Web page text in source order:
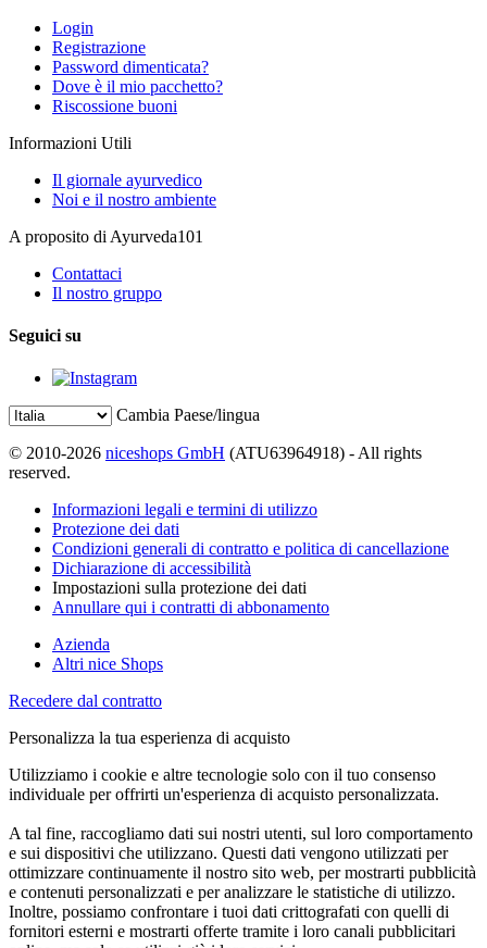
Login
Registrazione
Password dimenticata?
Dove è il mio pacchetto?
Riscossione buoni
Informazioni Utili
Il giornale ayurvedico
Noi e il nostro ambiente
A proposito di Ayurveda101
Contattaci
Il nostro gruppo
Seguici su
Cambia Paese/lingua
© 2010-2026 niceshops GmbH (ATU63964918) - All rights
reserved.
Informazioni legali e termini di utilizzo
Protezione dei dati
Condizioni generali di contratto e politica di cancellazione
Dichiarazione di accessibilità
Impostazioni sulla protezione dei dati
Annullare qui i contratti di abbonamento
Azienda
Altri nice Shops
Recedere dal contratto
Personalizza la tua esperienza di acquisto
Utilizziamo i cookie e altre tecnologie solo con il tuo consenso
individuale per offrirti un'esperienza di acquisto personalizzata.
A tal fine, raccogliamo dati sui nostri utenti, sul loro comportamento
e sui dispositivi che utilizzano. Questi dati vengono utilizzati per
ottimizzare continuamente il nostro sito web, per mostrarti pubblicità
e contenuti personalizzati e per analizzare le statistiche di utilizzo.
Inoltre, possiamo confrontare i tuoi dati crittografati con quelli di
fornitori esterni e mostrarti offerte tramite i loro canali pubblicitari